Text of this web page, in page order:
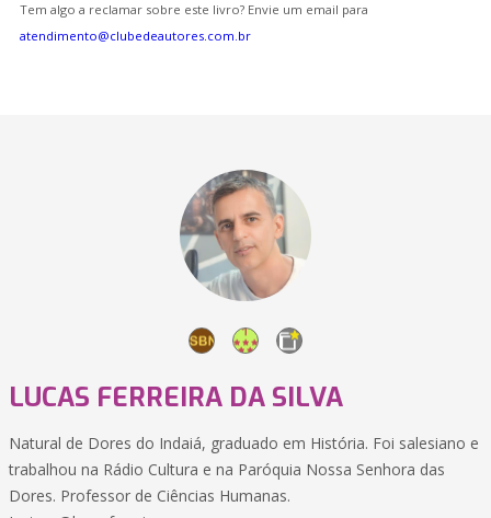
Tem algo a reclamar sobre este livro? Envie um email para
atendimento@clubedeautores.com.br
LUCAS FERREIRA DA SILVA
Natural de Dores do Indaiá, graduado em História. Foi salesiano e
trabalhou na Rádio Cultura e na Paróquia Nossa Senhora das
Dores. Professor de Ciências Humanas.